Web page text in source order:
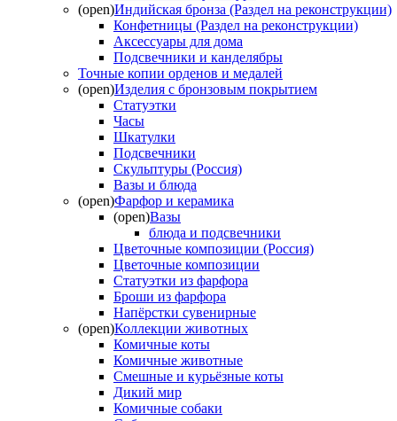
(open)Индийская бронза (Раздел на реконструкции)
Конфетницы (Раздел на реконструкции)
Аксессуары для дома
Подсвечники и канделябры
Точные копии орденов и медалей
(open)Изделия с бронзовым покрытием
Статуэтки
Часы
Шкатулки
Подсвечники
Скульптуры (Россия)
Вазы и блюда
(open)Фарфор и керамика
(open)Вазы
блюда и подсвечники
Цветочные композиции (Россия)
Цветочные композиции
Статуэтки из фарфора
Броши из фарфора
Напёрстки сувенирные
(open)Коллекции животных
Комичные коты
Комичные животные
Смешные и курьёзные коты
Дикий мир
Комичные собаки